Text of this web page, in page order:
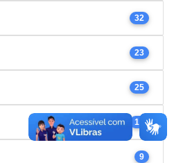
32
23
25
17
9